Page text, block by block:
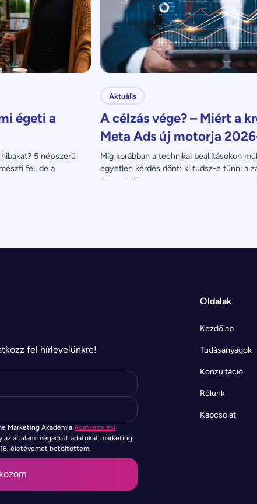
égeti a
5 népszerű
fel, de a
Aktuális
A célzás vége? – Miért a
Meta Ads új motorja
Míg korábban a technikai beállításokon
egyetlen kérdés dönt: ki tudsz-e tűnni a
üzenettel?
fel hírlevelünkre!
Marketing AkadémiaAdatkezelési
az általam megadott adatokat marketing
életévemet betöltöttem.
Oldalak
Kezdőlap
Tudásanyagok
Konzultáció
Rólunk
Kapcsolat